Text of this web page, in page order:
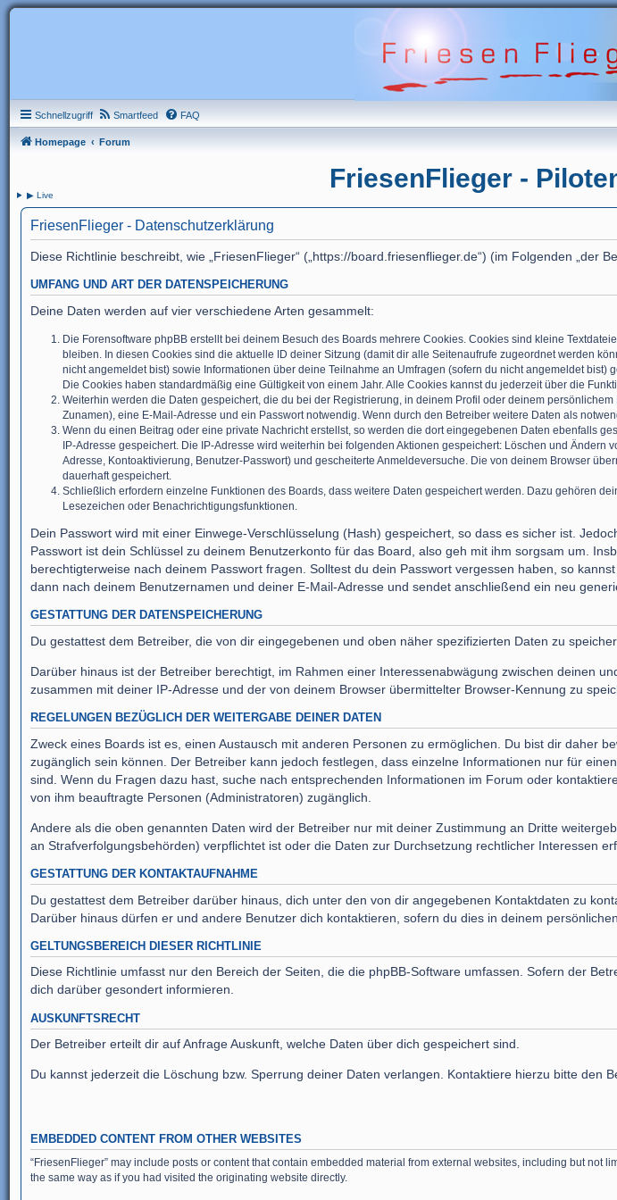
Schnellzugriff Smartfeed FAQ
Homepage Forum
FriesenFlieger -
▶ Live
FriesenFlieger - Datenschutzerklärung
Diese Richtlinie beschreibt, wie „FriesenFlieger“ („https://board.friesenflieger.de“) (im Folgenden „der
UMFANG UND ART DER DATENSPEICHERUNG
Deine Daten werden auf vier verschiedene Arten gesammelt:
Die Forensoftware phpBB erstellt bei deinem Besuch des Boards mehrere Cookies. Cookies sind kleine
bleiben. In diesen Cookies sind die aktuelle ID deiner Sitzung (damit dir alle Seitenaufrufe zugeordnet werden
nicht angemeldet bist) sowie Informationen über deine Teilnahme an Umfragen (sofern du nicht angemeldet
Die Cookies haben standardmäßig eine Gültigkeit von einem Jahr. Alle Cookies kannst du jederzeit über die
Weiterhin werden die Daten gespeichert, die du bei der Registrierung, in deinem Profil oder deinem
Zunamen), eine E-Mail-Adresse und ein Passwort notwendig. Wenn durch den Betreiber weitere Daten als
Wenn du einen Beitrag oder eine private Nachricht erstellst, so werden die dort eingegebenen Daten ebenfalls
IP-Adresse gespeichert. Die IP-Adresse wird weiterhin bei folgenden Aktionen gespeichert: Löschen und
Adresse, Kontoaktivierung, Benutzer-Passwort) und gescheiterte Anmeldeversuche. Die von deinem Browser
dauerhaft gespeichert.
Schließlich erfordern einzelne Funktionen des Boards, dass weitere Daten gespeichert werden. Dazu gehören
Lesezeichen oder Benachrichtigungsfunktionen.
Dein Passwort wird mit einer Einwege-Verschlüsselung (Hash) gespeichert, so dass es sicher ist.
Passwort ist dein Schlüssel zu deinem Benutzerkonto für das Board, also geh mit ihm sorgsam um.
berechtigterweise nach deinem Passwort fragen. Solltest du dein Passwort vergessen haben, so
dann nach deinem Benutzernamen und deiner E-Mail-Adresse und sendet anschließend ein neu
GESTATTUNG DER DATENSPEICHERUNG
Du gestattest dem Betreiber, die von dir eingegebenen und oben näher spezifizierten Daten zu
Darüber hinaus ist der Betreiber berechtigt, im Rahmen einer Interessenabwägung zwischen deinen
zusammen mit deiner IP-Adresse und der von deinem Browser übermittelter Browser-Kennung zu
REGELUNGEN BEZÜGLICH DER WEITERGABE DEINER DATEN
Zweck eines Boards ist es, einen Austausch mit anderen Personen zu ermöglichen. Du bist dir daher
zugänglich sein können. Der Betreiber kann jedoch festlegen, dass einzelne Informationen nur für
sind. Wenn du Fragen dazu hast, suche nach entsprechenden Informationen im Forum oder
von ihm beauftragte Personen (Administratoren) zugänglich.
Andere als die oben genannten Daten wird der Betreiber nur mit deiner Zustimmung an Dritte
an Strafverfolgungsbehörden) verpflichtet ist oder die Daten zur Durchsetzung rechtlicher Interessen
GESTATTUNG DER KONTAKTAUFNAHME
Du gestattest dem Betreiber darüber hinaus, dich unter den von dir angegebenen Kontaktdaten zu
Darüber hinaus dürfen er und andere Benutzer dich kontaktieren, sofern du dies in deinem
GELTUNGSBEREICH DIESER RICHTLINIE
Diese Richtlinie umfasst nur den Bereich der Seiten, die die phpBB-Software umfassen. Sofern der
dich darüber gesondert informieren.
AUSKUNFTSRECHT
Der Betreiber erteilt dir auf Anfrage Auskunft, welche Daten über dich gespeichert sind.
Du kannst jederzeit die Löschung bzw. Sperrung deiner Daten verlangen. Kontaktiere hierzu bitte den
EMBEDDED CONTENT FROM OTHER WEBSITES
“FriesenFlieger” may include posts or content that contain embedded material from external websites, including but
the same way as if you had visited the originating website directly.